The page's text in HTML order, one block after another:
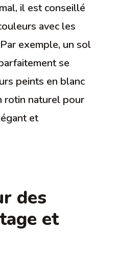
il est conseillé
avec les
exemple, un sol
se
peints en blanc
rotin naturel pour
et
des
et